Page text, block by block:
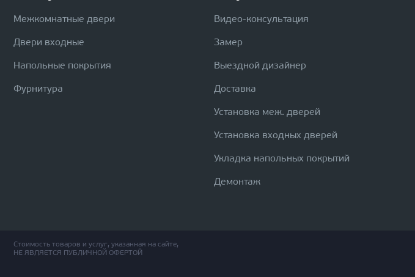
Межкомнатные двери
Двери входные
Напольные покрытия
Фурнитура
Видео-консультация
Замер
Выездной дизайнер
Доставка
Установка меж. дверей
Установка входных дверей
Укладка напольных покрытий
Демонтаж
Стоимость товаров и услуг, указанная на сайте,
НЕ ЯВЛЯЕТСЯ ПУБЛИЧНОЙ ОФЕРТОЙ